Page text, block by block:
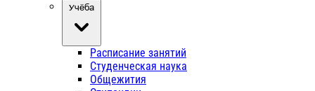
Учёба
Расписание занятий
Студенческая наука
Общежития